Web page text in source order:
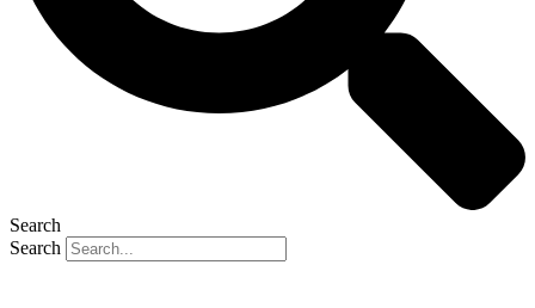
Search
Search